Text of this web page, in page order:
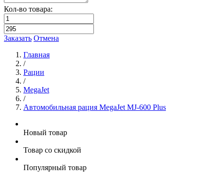
Кол-во товара:
Заказать Отмена
Главная
/
Рации
/
MegaJet
/
Автомобильная рация MegaJet MJ-600 Plus
Новый товар
Товар со скидкой
Популярный товар